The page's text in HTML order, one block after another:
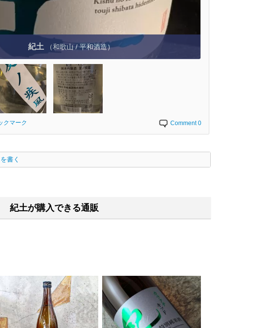
紀土 （和歌山 / 平和酒造）
クマーク Comment 0
書く
紀土が購入できる通販